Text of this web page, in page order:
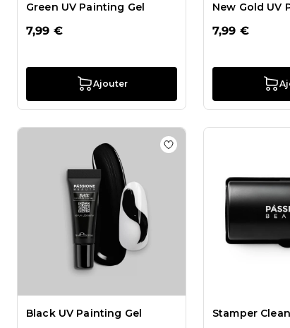
Green UV Painting Gel
7,99 €
Ajouter
New Gold UV
7,99 €
Black UV Painting Gel
Ajouter à la liste de
Stamper